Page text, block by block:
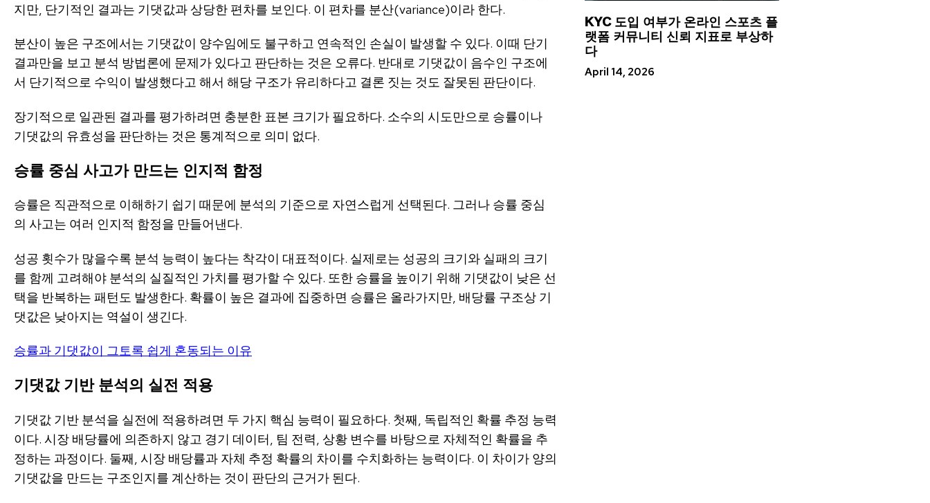
지만, 단기적인 결과는 기댓값과 상당한 편차를 보인다. 이 편차를 분산(variance)이라 한다.
분산이 높은 구조에서는 기댓값이 양수임에도 불구하고 연속적인 손실이 발생할 수 있다. 이때 단기
결과만을 보고 분석 방법론에 문제가 있다고 판단하는 것은 오류다. 반대로 기댓값이 음수인 구조에
서 단기적으로 수익이 발생했다고 해서 해당 구조가 유리하다고 결론 짓는 것도 잘못된 판단이다.
장기적으로 일관된 결과를 평가하려면 충분한 표본 크기가 필요하다. 소수의 시도만으로 승률이나
기댓값의 유효성을 판단하는 것은 통계적으로 의미 없다.
승률 중심 사고가 만드는 인지적 함정
승률은 직관적으로 이해하기 쉽기 때문에 분석의 기준으로 자연스럽게 선택된다. 그러나 승률 중심
의 사고는 여러 인지적 함정을 만들어낸다.
성공 횟수가 많을수록 분석 능력이 높다는 착각이 대표적이다. 실제로는 성공의 크기와 실패의 크기
를 함께 고려해야 분석의 실질적인 가치를 평가할 수 있다. 또한 승률을 높이기 위해 기댓값이 낮은 선
택을 반복하는 패턴도 발생한다. 확률이 높은 결과에 집중하면 승률은 올라가지만, 배당률 구조상 기
댓값은 낮아지는 역설이 생긴다.
승률과 기댓값이 그토록 쉽게 혼동되는 이유
기댓값 기반 분석의 실전 적용
기댓값 기반 분석을 실전에 적용하려면 두 가지 핵심 능력이 필요하다. 첫째, 독립적인 확률 추정 능력
이다. 시장 배당률에 의존하지 않고 경기 데이터, 팀 전력, 상황 변수를 바탕으로 자체적인 확률을 추
정하는 과정이다. 둘째, 시장 배당률과 자체 추정 확률의 차이를 수치화하는 능력이다. 이 차이가 양의
기댓값을 만드는 구조인지를 계산하는 것이 판단의 근거가 된다.
KYC 도입 여부가 온라인 스포츠 플
랫폼 커뮤니티 신뢰 지표로 부상하
다
April 14, 2026